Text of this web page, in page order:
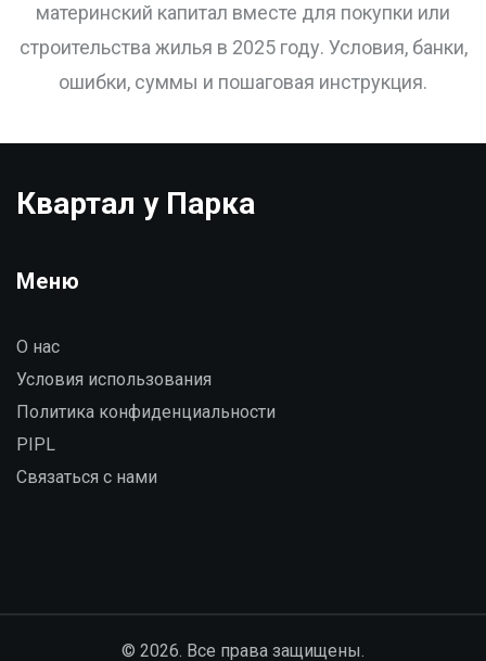
материнский капитал вместе для покупки или
строительства жилья в 2025 году. Условия, банки,
ошибки, суммы и пошаговая инструкция.
Квартал у Парка
Меню
О нас
Условия использования
Политика конфиденциальности
PIPL
Связаться с нами
© 2026. Все права защищены.